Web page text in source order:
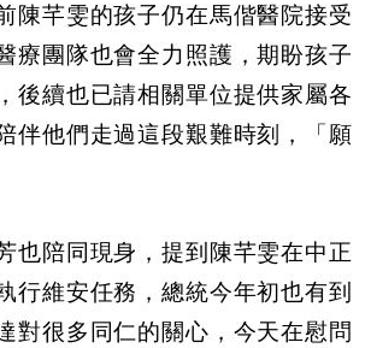
陳芊雯的孩子仍在馬偕醫院接受
療團隊也會全力照護，期盼孩子
後續也已請相關單位提供家屬各
伴他們走過這段艱難時刻，「願
也陪同現身，提到陳芊雯在中正
行維安任務，總統今年初也有到
對很多同仁的關心，今天在慰問